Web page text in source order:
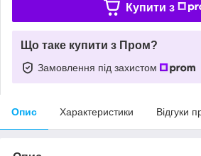
Купити з
Що таке купити з Пром?
Замовлення під захистом
Опис Характеристики Відгуки